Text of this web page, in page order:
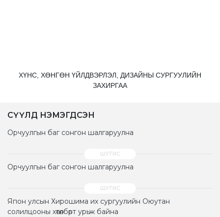
ХҮНС, ХӨНГӨН ҮЙЛДВЭРЛЭЛ, ДИЗАЙНЫ СУРГУУЛИЙН
ЗАХИРГАА
СҮҮЛД НЭМЭГДСЭН
Орчуулгын баг сонгон шалгаруулна
Орчуулгын баг сонгон шалгаруулна
Япон улсын Хирошима их сургуулийн Оюутан
солилцооны хөтөлбөрт урьж байна